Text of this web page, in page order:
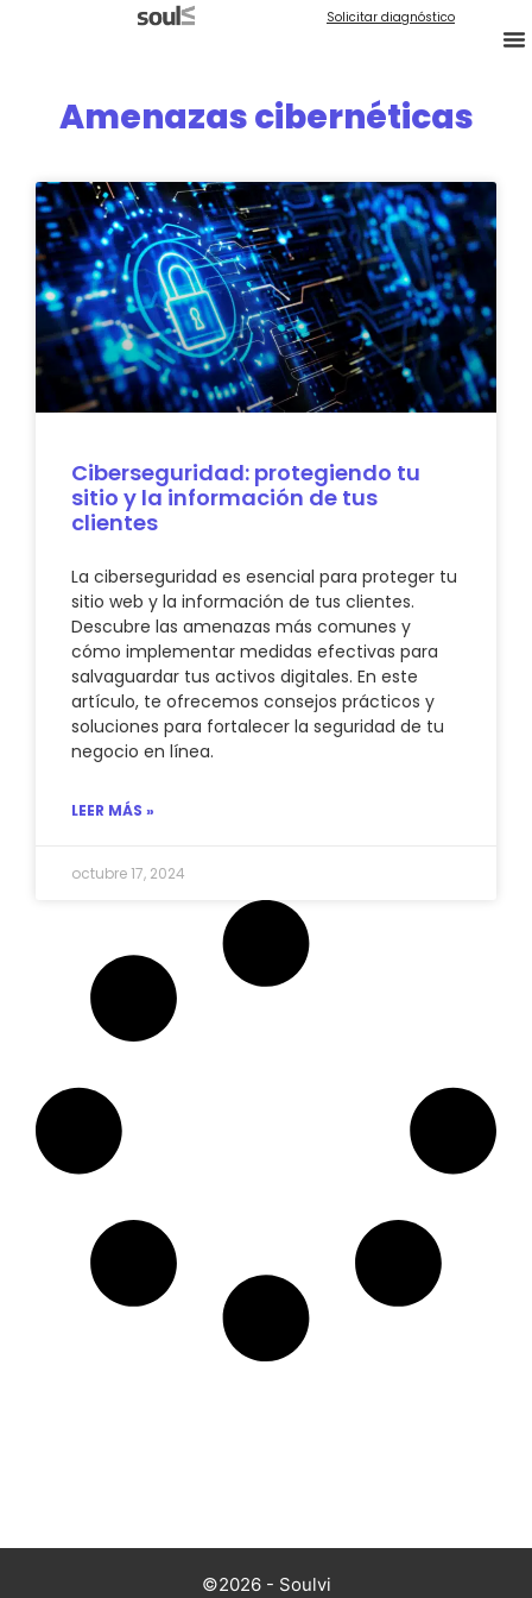
Solicitar diagnóstico
Amenazas cibernéticas
Ciberseguridad: protegiendo tu
sitio y la información de tus
clientes
La ciberseguridad es esencial para proteger tu
sitio web y la información de tus clientes.
Descubre las amenazas más comunes y
cómo implementar medidas efectivas para
salvaguardar tus activos digitales. En este
artículo, te ofrecemos consejos prácticos y
soluciones para fortalecer la seguridad de tu
negocio en línea.
LEER MÁS »
octubre 17, 2024
©2026 - Soulvi